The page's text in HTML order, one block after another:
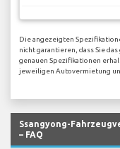
Die angezeigten
nicht garantieren, dass Sie
genauen Spezifikationen
jeweiligen Autovermietung
Ssangyong-
– FAQ